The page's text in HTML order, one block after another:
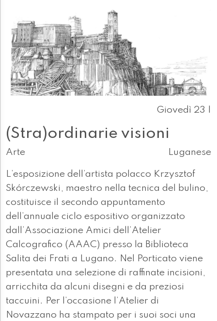
Giovedì 23 |
(Stra)ordinarie visioni
Arte Luganese
L’esposizione dell’artista polacco Krzysztof
Skórczewski, maestro nella tecnica del bulino,
costituisce il secondo appuntamento
dell’annuale ciclo espositivo organizzato
dall’Associazione Amici dell’Atelier
Calcografico (AAAC) presso la Biblioteca
Salita dei Frati a Lugano. Nel Porticato viene
presentata una selezione di raffinate incisioni,
arricchita da alcuni disegni e da preziosi
taccuini. Per l’occasione l’Atelier di
Novazzano ha stampato per i suoi soci una